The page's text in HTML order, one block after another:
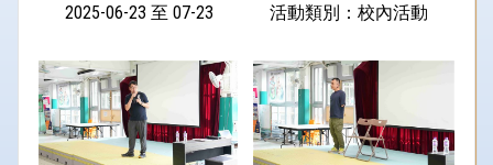
2025-06-23 至 07-23 活動類別：校內活動